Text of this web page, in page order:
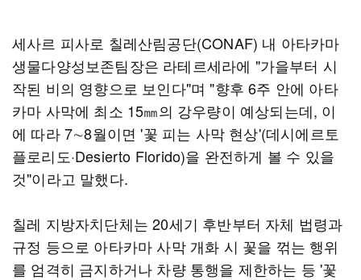
세사르 피사로 칠레산림공단(CONAF) 내 아타카마
생물다양성보존팀장은 라테르세라에 "가을부터 시
작된 비의 영향으로 보인다"며 "향후 6주 안에 아타
카마 사막에 최소 15㎜의 강우량이 예상되는데, 이
에 따라 7∼8월이면 '꽃 피는 사막 현상'(데시에르토
플로리도·Desierto Florido)을 완전하게 볼 수 있을
것"이라고 말했다.
칠레 지방자치단체는 20세기 후반부터 자체 법령과
규정 등으로 아타카마 사막 개화 시 꽃을 꺾는 행위
를 엄격히 금지하거나 차량 통행을 제한하는 등 '꽃